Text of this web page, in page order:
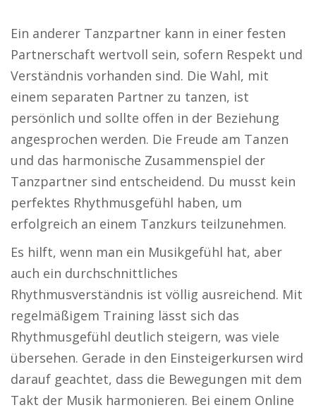
Ein anderer Tanzpartner kann in einer festen
Partnerschaft wertvoll sein, sofern Respekt und
Verständnis vorhanden sind. Die Wahl, mit
einem separaten Partner zu tanzen, ist
persönlich und sollte offen in der Beziehung
angesprochen werden. Die Freude am Tanzen
und das harmonische Zusammenspiel der
Tanzpartner sind entscheidend. Du musst kein
perfektes Rhythmusgefühl haben, um
erfolgreich an einem Tanzkurs teilzunehmen.
Es hilft, wenn man ein Musikgefühl hat, aber
auch ein durchschnittliches
Rhythmusverständnis ist völlig ausreichend. Mit
regelmäßigem Training lässt sich das
Rhythmusgefühl deutlich steigern, was viele
übersehen. Gerade in den Einsteigerkursen wird
darauf geachtet, dass die Bewegungen mit dem
Takt der Musik harmonieren. Bei einem Online